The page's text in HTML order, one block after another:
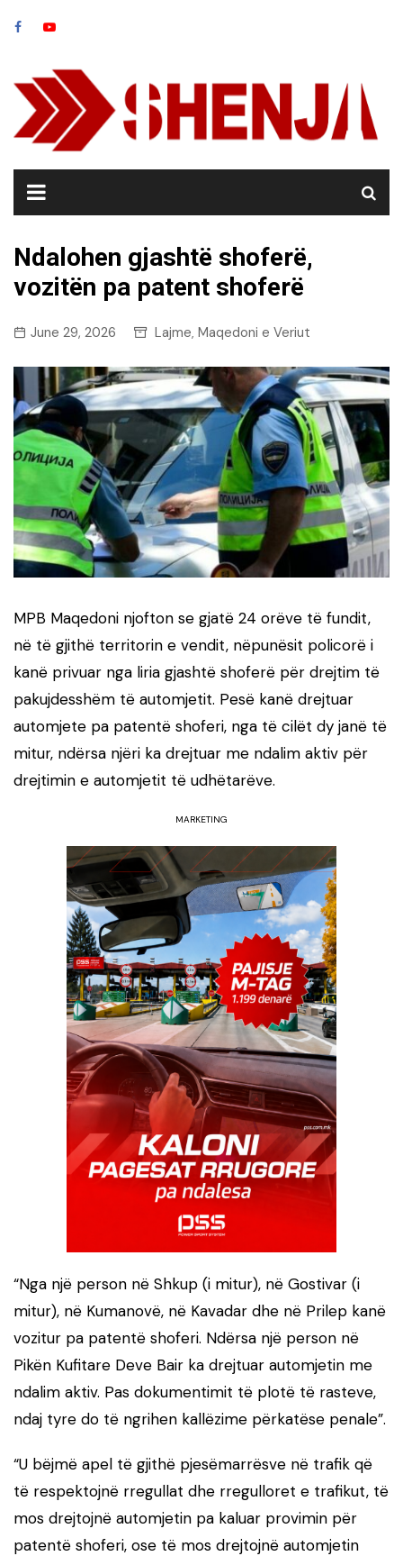
Ndalohen gjashtë shoferë,
vozitën pa patent shoferë
June 29, 2026 Lajme, Maqedoni e Veriut
MPB Maqedoni njofton se gjatë 24 orëve të fundit,
në të gjithë territorin e vendit, nëpunësit policorë i
kanë privuar nga liria gjashtë shoferë për drejtim të
pakujdesshëm të automjetit. Pesë kanë drejtuar
automjete pa patentë shoferi, nga të cilët dy janë të
mitur, ndërsa njëri ka drejtuar me ndalim aktiv për
drejtimin e automjetit të udhëtarëve.
MARKETING
“Nga një person në Shkup (i mitur), në Gostivar (i
mitur), në Kumanovë, në Kavadar dhe në Prilep kanë
vozitur pa patentë shoferi. Ndërsa një person në
Pikën Kufitare Deve Bair ka drejtuar automjetin me
ndalim aktiv. Pas dokumentimit të plotë të rasteve,
ndaj tyre do të ngrihen kallëzime përkatëse penale”.
“U bëjmë apel të gjithë pjesëmarrësve në trafik që
të respektojnë rregullat dhe rregulloret e trafikut, të
mos drejtojnë automjetin pa kaluar provimin për
patentë shoferi, ose të mos drejtojnë automjetin